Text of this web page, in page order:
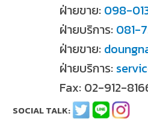
ฝ่ายขาย: 098-
ฝ่ายบริการ: 081-
ฝ่ายขาย:
ฝ่ายบริการ:
Fax: 02-912-